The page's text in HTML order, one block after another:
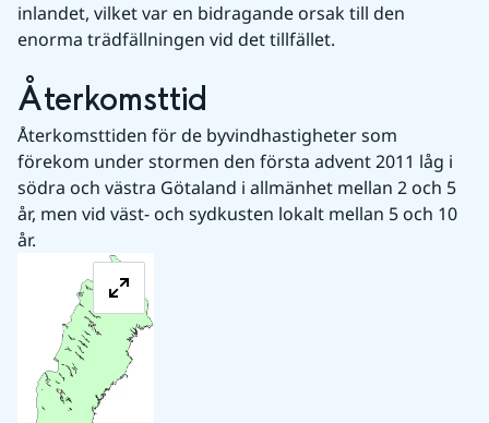
inlandet, vilket var en bidragande orsak till den
enorma trädfällningen vid det tillfället.
Återkomsttid
Återkomsttiden för de byvindhastigheter som
förekom under stormen den första advent 2011 låg i
södra och västra Götaland i allmänhet mellan 2 och 5
år, men vid väst- och sydkusten lokalt mellan 5 och 10
år.